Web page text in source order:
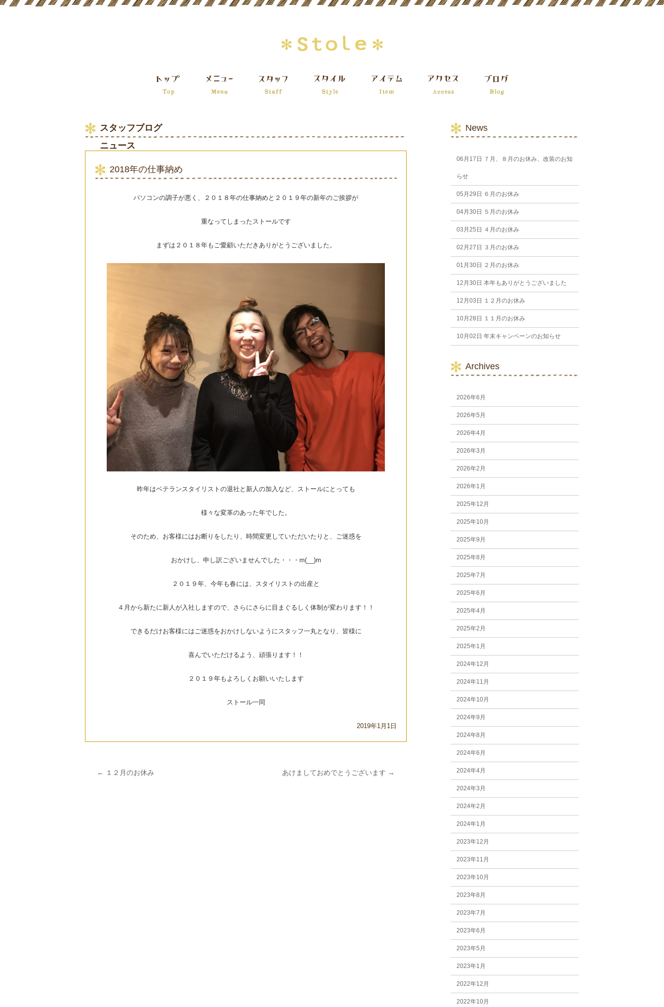
スタッフブログ
ニュース
2018年の仕事納め
パソコンの調子が悪く、２０１８年の仕事納めと２０１９年の新年のご挨拶が
重なってしまったストールです
まずは２０１８年もご愛顧いただきありがとうございました。
昨年はベテランスタイリストの退社と新人の加入など、ストールにとっても
様々な変革のあった年でした。
そのため、お客様にはお断りをしたり、時間変更していただいたりと、ご迷惑を
おかけし、申し訳ございませんでした・・・m(__)m
２０１９年、今年も春には、スタイリストの出産と
４月から新たに新人が入社しますので、さらにさらに目まぐるしく体制が変わります！！
できるだけお客様にはご迷惑をおかけしないようにスタッフ一丸となり、皆様に
喜んでいただけるよう、頑張ります！！
２０１９年もよろしくお願いいたします
ストール一同
2019年1月1日
投稿ナビゲーション
← １２月のお休み あけましておめでとうございます →
News
06月17日 ７月、８月のお休み、改装のお知
らせ
05月29日 ６月のお休み
04月30日 ５月のお休み
03月25日 ４月のお休み
02月27日 ３月のお休み
01月30日 ２月のお休み
12月30日 本年もありがとうございました
12月03日 １２月のお休み
10月28日 １１月のお休み
10月02日 年末キャンペーンのお知らせ
Archives
2026年6月
2026年5月
2026年4月
2026年3月
2026年2月
2026年1月
2025年12月
2025年10月
2025年9月
2025年8月
2025年7月
2025年6月
2025年4月
2025年2月
2025年1月
2024年12月
2024年11月
2024年10月
2024年9月
2024年8月
2024年6月
2024年4月
2024年3月
2024年2月
2024年1月
2023年12月
2023年11月
2023年10月
2023年8月
2023年7月
2023年6月
2023年5月
2023年1月
2022年12月
2022年10月